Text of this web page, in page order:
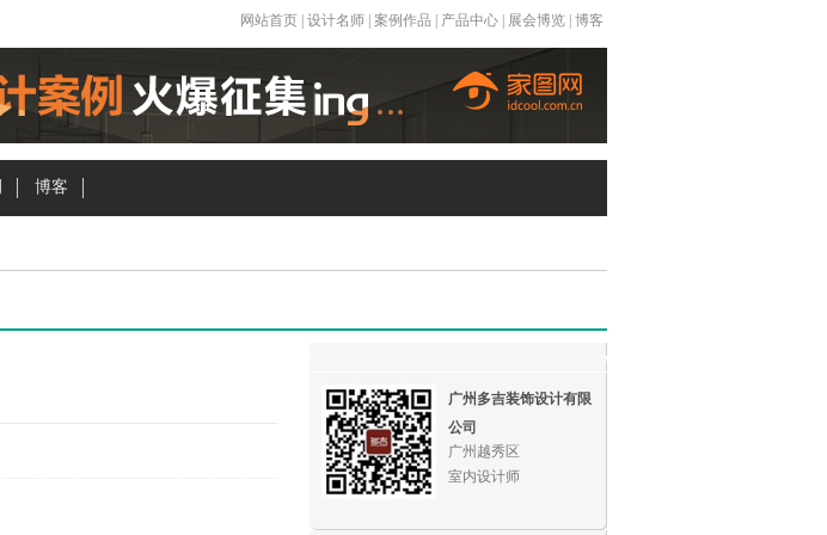
网站首页| 设计名师| 案例作品 产品中心| 展会博览| 博客
博客
广州多吉装饰设计有限
公司
广州越秀区
室内设计师